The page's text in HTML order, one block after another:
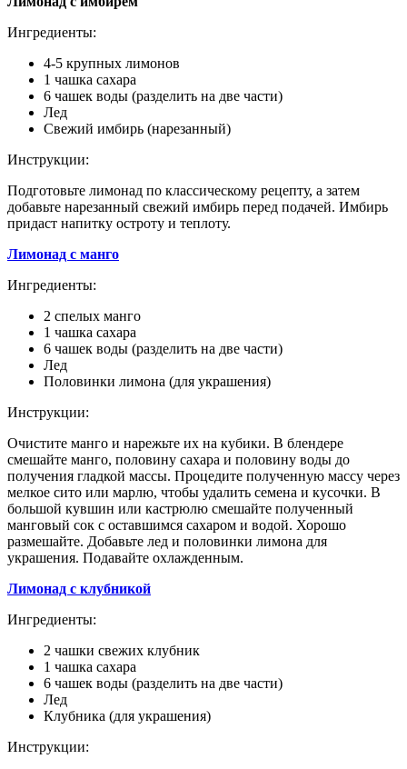
Ингредиенты:
4-5 крупных лимонов
1 чашка сахара
6 чашек воды (разделить на две части)
Лед
Свежий имбирь (нарезанный)
Инструкции:
Подготовьте лимонад по классическому рецепту, а затем
добавьте нарезанный свежий имбирь перед подачей. Имбирь
придаст напитку остроту и теплоту.
Лимонад с манго
Ингредиенты:
2 спелых манго
1 чашка сахара
6 чашек воды (разделить на две части)
Лед
Половинки лимона (для украшения)
Инструкции:
Очистите манго и нарежьте их на кубики. В блендере
смешайте манго, половину сахара и половину воды до
получения гладкой массы. Процедите полученную массу через
мелкое сито или марлю, чтобы удалить семена и кусочки. В
большой кувшин или кастрюлю смешайте полученный
манговый сок с оставшимся сахаром и водой. Хорошо
размешайте. Добавьте лед и половинки лимона для
украшения. Подавайте охлажденным.
Лимонад с клубникой
Ингредиенты:
2 чашки свежих клубник
1 чашка сахара
6 чашек воды (разделить на две части)
Лед
Клубника (для украшения)
Инструкции: